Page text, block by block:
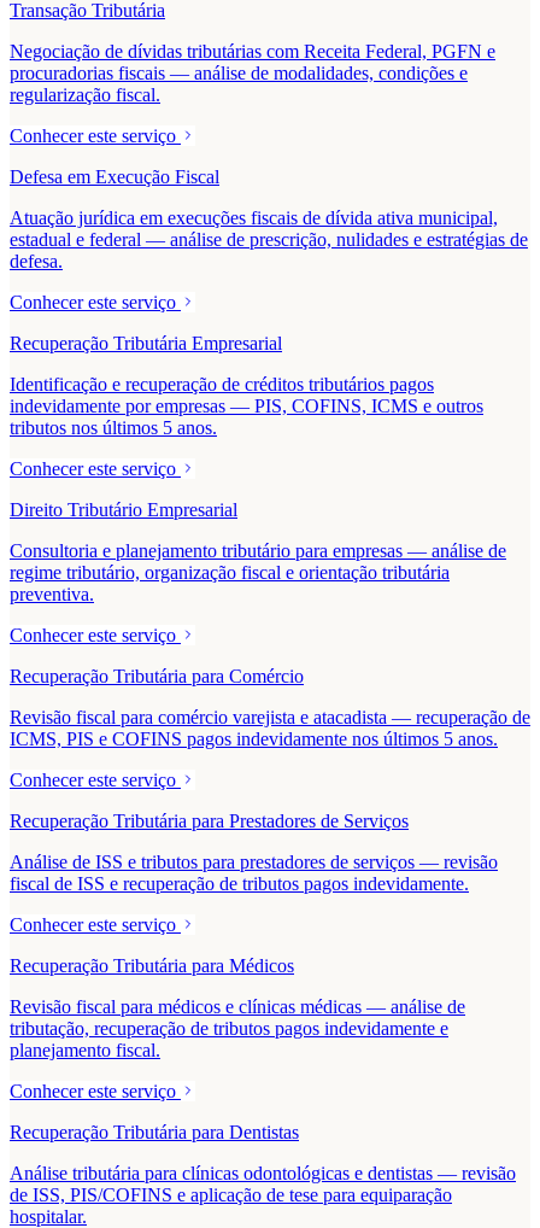
Transação Tributária
Negociação de dívidas tributárias com Receita Federal, PGFN e
procuradorias fiscais — análise de modalidades, condições e
regularização fiscal.
Conhecer este serviço
Defesa em Execução Fiscal
Atuação jurídica em execuções fiscais de dívida ativa municipal,
estadual e federal — análise de prescrição, nulidades e estratégias de
defesa.
Conhecer este serviço
Recuperação Tributária Empresarial
Identificação e recuperação de créditos tributários pagos
indevidamente por empresas — PIS, COFINS, ICMS e outros
tributos nos últimos 5 anos.
Conhecer este serviço
Direito Tributário Empresarial
Consultoria e planejamento tributário para empresas — análise de
regime tributário, organização fiscal e orientação tributária
preventiva.
Conhecer este serviço
Recuperação Tributária para Comércio
Revisão fiscal para comércio varejista e atacadista — recuperação de
ICMS, PIS e COFINS pagos indevidamente nos últimos 5 anos.
Conhecer este serviço
Recuperação Tributária para Prestadores de Serviços
Análise de ISS e tributos para prestadores de serviços — revisão
fiscal de ISS e recuperação de tributos pagos indevidamente.
Conhecer este serviço
Recuperação Tributária para Médicos
Revisão fiscal para médicos e clínicas médicas — análise de
tributação, recuperação de tributos pagos indevidamente e
planejamento fiscal.
Conhecer este serviço
Recuperação Tributária para Dentistas
Análise tributária para clínicas odontológicas e dentistas — revisão
de ISS, PIS/COFINS e aplicação de tese para equiparação
hospitalar.